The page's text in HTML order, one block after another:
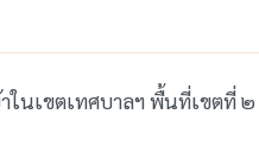
นเขตเทศบาลฯ พื้นที่เขตที่ ๒